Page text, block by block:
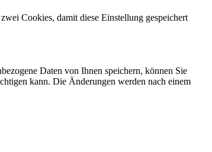
Cookies, damit diese Einstellung gespeichert
Daten von Ihnen speichern, können Sie
kann. Die Änderungen werden nach einem